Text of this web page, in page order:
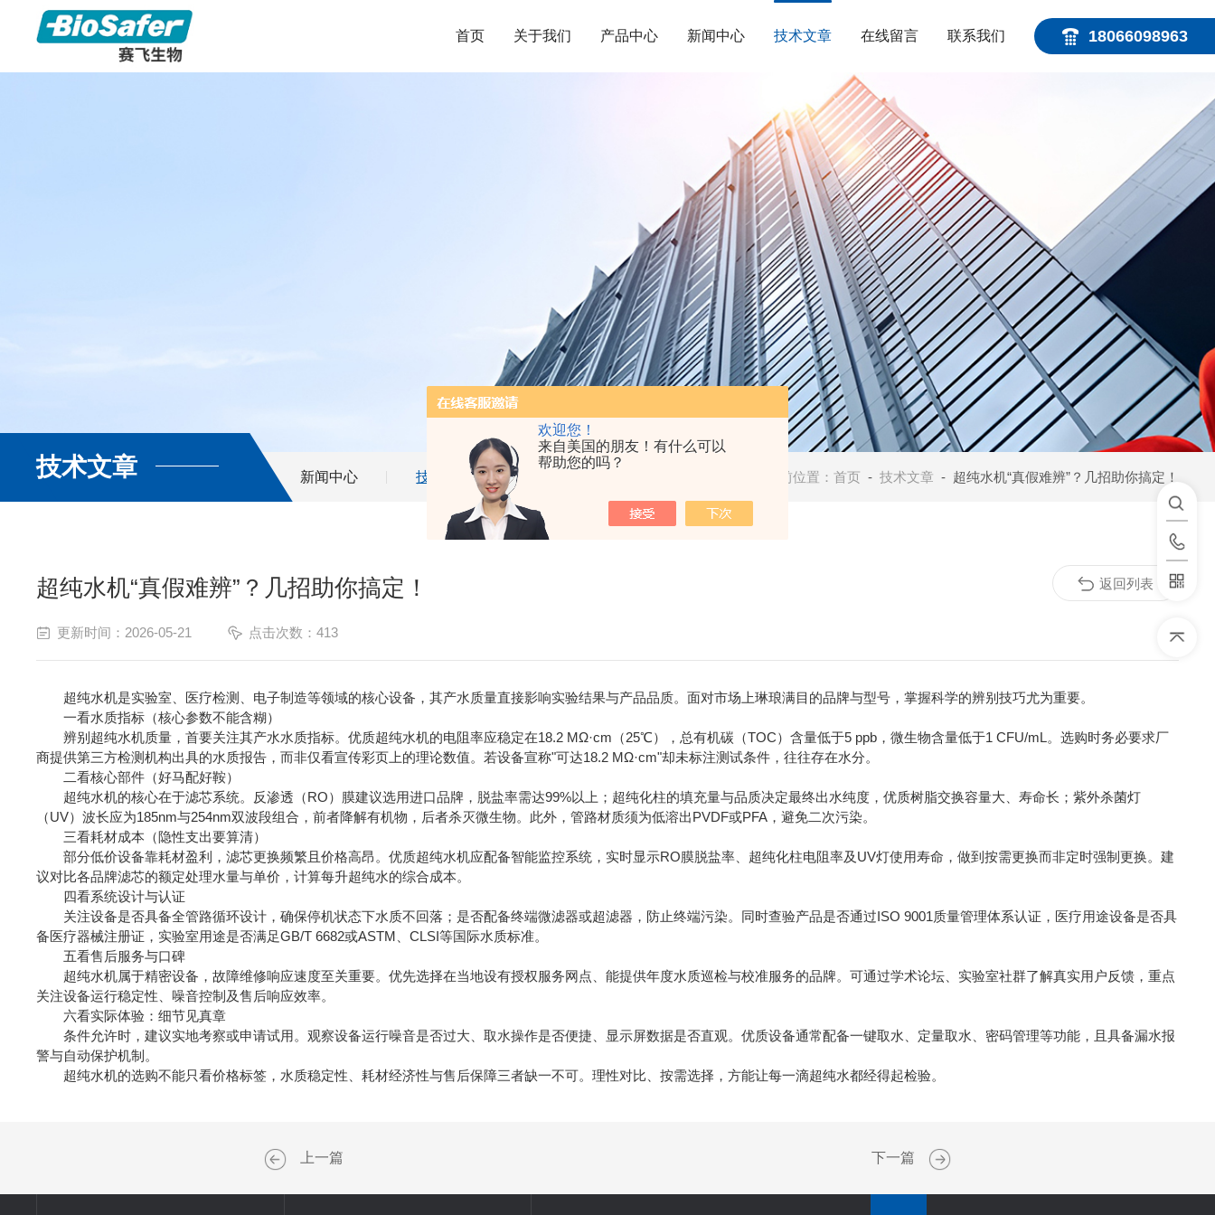
欢迎您！
来自美国的朋友！有什么可以
帮助您的吗？
18066098963
首页 关于我们 产品中心 新闻中心 技术文章 在线留言 联系我们
技术文章 新闻中心 技术文章 当前位置： 首页 - 技术文章 - 超纯水机“真假难辨”？几招助你搞定！
超纯水机“真假难辨”？几招助你搞定！
更新时间：2026-05-21 点击次数：413
超纯水机是实验室、医疗检测、电子制造等领域的核心设备，其产水质量直接影响实验结果与产品品质。面对市场上琳琅满目的品牌与型号，掌握科学的辨别技巧尤为重要。
一看水质指标（核心参数不能含糊）
辨别超纯水机质量，首要关注其产水水质指标。优质超纯水机的电阻率应稳定在18.2 MΩ·cm（25℃），总有机碳（TOC）含量低于5 ppb，微生物含量低于1 CFU/mL。选购时务必要求厂
商提供第三方检测机构出具的水质报告，而非仅看宣传彩页上的理论数值。若设备宣称"可达18.2 MΩ·cm"却未标注测试条件，往往存在水分。
二看核心部件（好马配好鞍）
超纯水机的核心在于滤芯系统。反渗透（RO）膜建议选用进口品牌，脱盐率需达99%以上；超纯化柱的填充量与品质决定最终出水纯度，优质树脂交换容量大、寿命长；紫外杀菌灯
（UV）波长应为185nm与254nm双波段组合，前者降解有机物，后者杀灭微生物。此外，管路材质须为低溶出PVDF或PFA，避免二次污染。
三看耗材成本（隐性支出要算清）
部分低价设备靠耗材盈利，滤芯更换频繁且价格高昂。优质超纯水机应配备智能监控系统，实时显示RO膜脱盐率、超纯化柱电阻率及UV灯使用寿命，做到按需更换而非定时强制更换。建
议对比各品牌滤芯的额定处理水量与单价，计算每升超纯水的综合成本。
四看系统设计与认证
关注设备是否具备全管路循环设计，确保停机状态下水质不回落；是否配备终端微滤器或超滤器，防止终端污染。同时查验产品是否通过ISO 9001质量管理体系认证，医疗用途设备是否具
备医疗器械注册证，实验室用途是否满足GB/T 6682或ASTM、CLSI等国际水质标准。
五看售后服务与口碑
超纯水机属于精密设备，故障维修响应速度至关重要。优先选择在当地设有授权服务网点、能提供年度水质巡检与校准服务的品牌。可通过学术论坛、实验室社群了解真实用户反馈，重点
关注设备运行稳定性、噪音控制及售后响应效率。
六看实际体验：细节见真章
条件允许时，建议实地考察或申请试用。观察设备运行噪音是否过大、取水操作是否便捷、显示屏数据是否直观。优质设备通常配备一键取水、定量取水、密码管理等功能，且具备漏水报
警与自动保护机制。
超纯水机的选购不能只看价格标签，水质稳定性、耗材经济性与售后保障三者缺一不可。理性对比、按需选择，方能让每一滴超纯水都经得起检验。
返回列表
上一篇 下一篇